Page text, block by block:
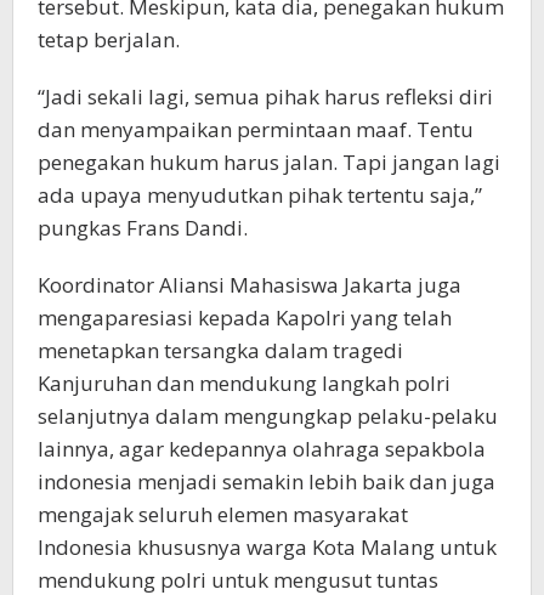
tersebut. Meskipun, kata dia, penegakan hukum
tetap berjalan.
“Jadi sekali lagi, semua pihak harus refleksi diri
dan menyampaikan permintaan maaf. Tentu
penegakan hukum harus jalan. Tapi jangan lagi
ada upaya menyudutkan pihak tertentu saja,”
pungkas Frans Dandi.
Koordinator Aliansi Mahasiswa Jakarta juga
mengaparesiasi kepada Kapolri yang telah
menetapkan tersangka dalam tragedi
Kanjuruhan dan mendukung langkah polri
selanjutnya dalam mengungkap pelaku-pelaku
lainnya, agar kedepannya olahraga sepakbola
indonesia menjadi semakin lebih baik dan juga
mengajak seluruh elemen masyarakat
Indonesia khususnya warga Kota Malang untuk
mendukung polri untuk mengusut tuntas